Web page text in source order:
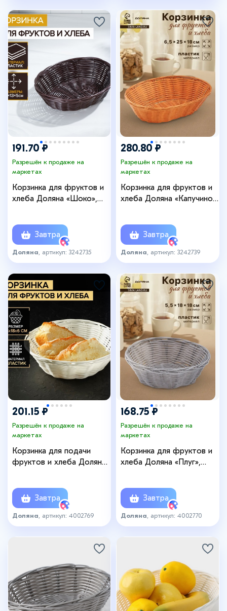
191.70 ₽
Разрешён к продаже на
маркетах
Корзинка для фруктов и
хлеба Доляна «Шоко»,
Завтра
Доляна , артикул: 3242735
280.80 ₽
Разрешён к продаже на
маркетах
Корзинка для фруктов и
хлеба Доляна «Капучино»,
Завтра
Доляна , артикул: 3242739
201.15 ₽
Разрешён к продаже на
маркетах
Корзинка для подачи
фруктов и хлеба Доляна
Завтра
Доляна , артикул: 4002769
168.75 ₽
Разрешён к продаже на
маркетах
Корзинка для фруктов и
хлеба Доляна «Плуг»,
Завтра
Доляна , артикул: 4002770